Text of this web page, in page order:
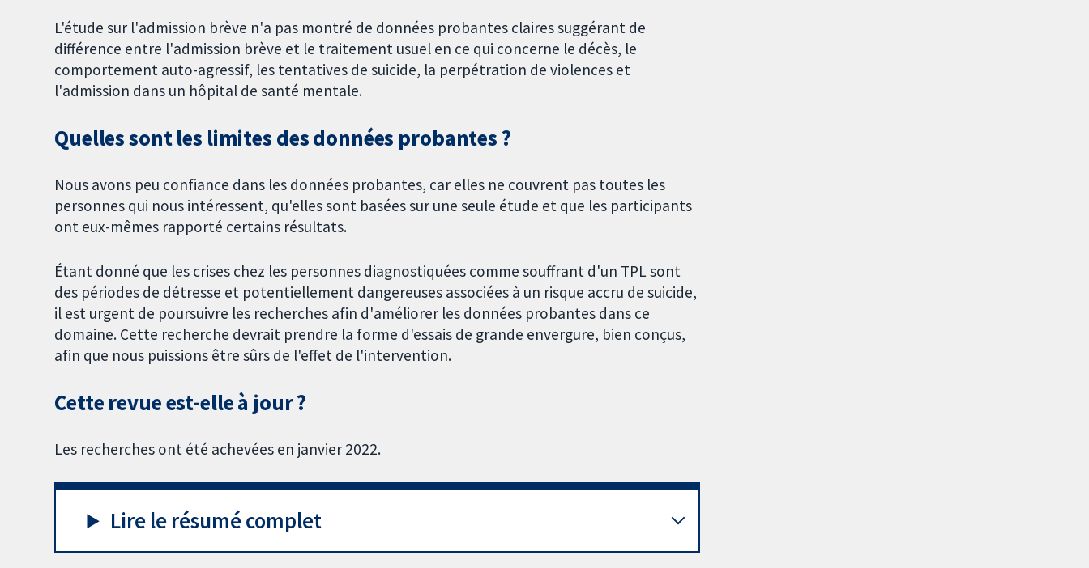
L'étude sur l'admission brève n'a pas montré de données probantes claires suggérant de
différence entre l'admission brève et le traitement usuel en ce qui concerne le décès, le
comportement auto-agressif, les tentatives de suicide, la perpétration de violences et
l'admission dans un hôpital de santé mentale.
Quelles sont les limites des données probantes ?
Nous avons peu confiance dans les données probantes, car elles ne couvrent pas toutes les
personnes qui nous intéressent, qu'elles sont basées sur une seule étude et que les participants
ont eux-mêmes rapporté certains résultats.
Étant donné que les crises chez les personnes diagnostiquées comme souffrant d'un TPL sont
des périodes de détresse et potentiellement dangereuses associées à un risque accru de suicide,
il est urgent de poursuivre les recherches afin d'améliorer les données probantes dans ce
domaine. Cette recherche devrait prendre la forme d'essais de grande envergure, bien conçus,
afin que nous puissions être sûrs de l'effet de l'intervention.
Cette revue est-elle à jour ?
Les recherches ont été achevées en janvier 2022.
Lire le résumé complet